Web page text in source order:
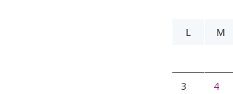
L
M
3 4